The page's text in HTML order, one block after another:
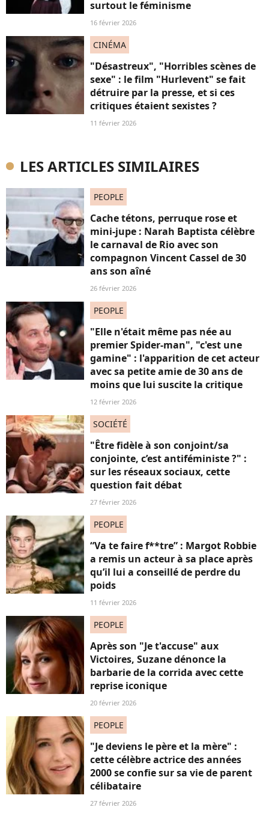
surtout le féminisme
16 février 2026
CINÉMA
"Désastreux", "Horribles scènes de
sexe" : le film "Hurlevent" se fait
détruire par la presse, et si ces
critiques étaient sexistes ?
11 février 2026
LES ARTICLES SIMILAIRES
PEOPLE
Cache tétons, perruque rose et
mini-jupe : Narah Baptista célèbre
le carnaval de Rio avec son
compagnon Vincent Cassel de 30
ans son aîné
26 février 2026
PEOPLE
"Elle n'était même pas née au
premier Spider-man", "c'est une
gamine" : l'apparition de cet acteur
avec sa petite amie de 30 ans de
moins que lui suscite la critique
12 février 2026
SOCIÉTÉ
"Être fidèle à son conjoint/sa
conjointe, c’est antiféministe ?" :
sur les réseaux sociaux, cette
question fait débat
27 février 2026
PEOPLE
“Va te faire f**tre” : Margot Robbie
a remis un acteur à sa place après
qu’il lui a conseillé de perdre du
poids
11 février 2026
PEOPLE
Après son "Je t'accuse" aux
Victoires, Suzane dénonce la
barbarie de la corrida avec cette
reprise iconique
20 février 2026
PEOPLE
"Je deviens le père et la mère" :
cette célèbre actrice des années
2000 se confie sur sa vie de parent
célibataire
27 février 2026